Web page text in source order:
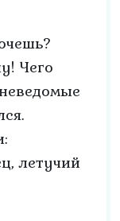
Чего
летучий